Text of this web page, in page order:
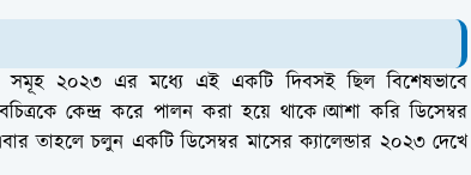
সমূহ ২০২৩ এর মধ্যে এই একটি দিবসই ছিল বিশেষভাবে
কেন্দ্র করে পালন করা হয়ে থাকে।আশা করি ডিসেম্বর
তাহলে চলুন একটি ডিসেম্বর মাসের ক্যালেন্ডার ২০২৩ দেখে